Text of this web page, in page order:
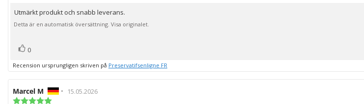
5
stjärnor
Recensionstext:
Utmärkt produkt och snabb leverans.
Detta är en automatisk översättning. Visa originalet.
Rösta
0
Recension ursprungligen skriven på Preservatifsenligne FR
Recensionsförfattare:
Marcel M • Recensionsdatum:
15.05.2026